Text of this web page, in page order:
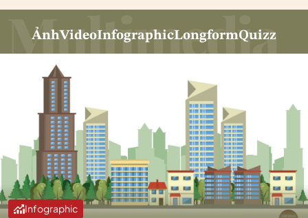
ẢnhVideoInfographicLongformQuizz
Infographic